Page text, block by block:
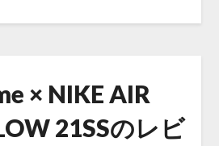
× NIKE AIR
21SSのレビ